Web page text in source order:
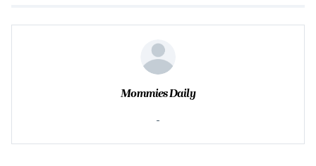
Mommies Daily
-